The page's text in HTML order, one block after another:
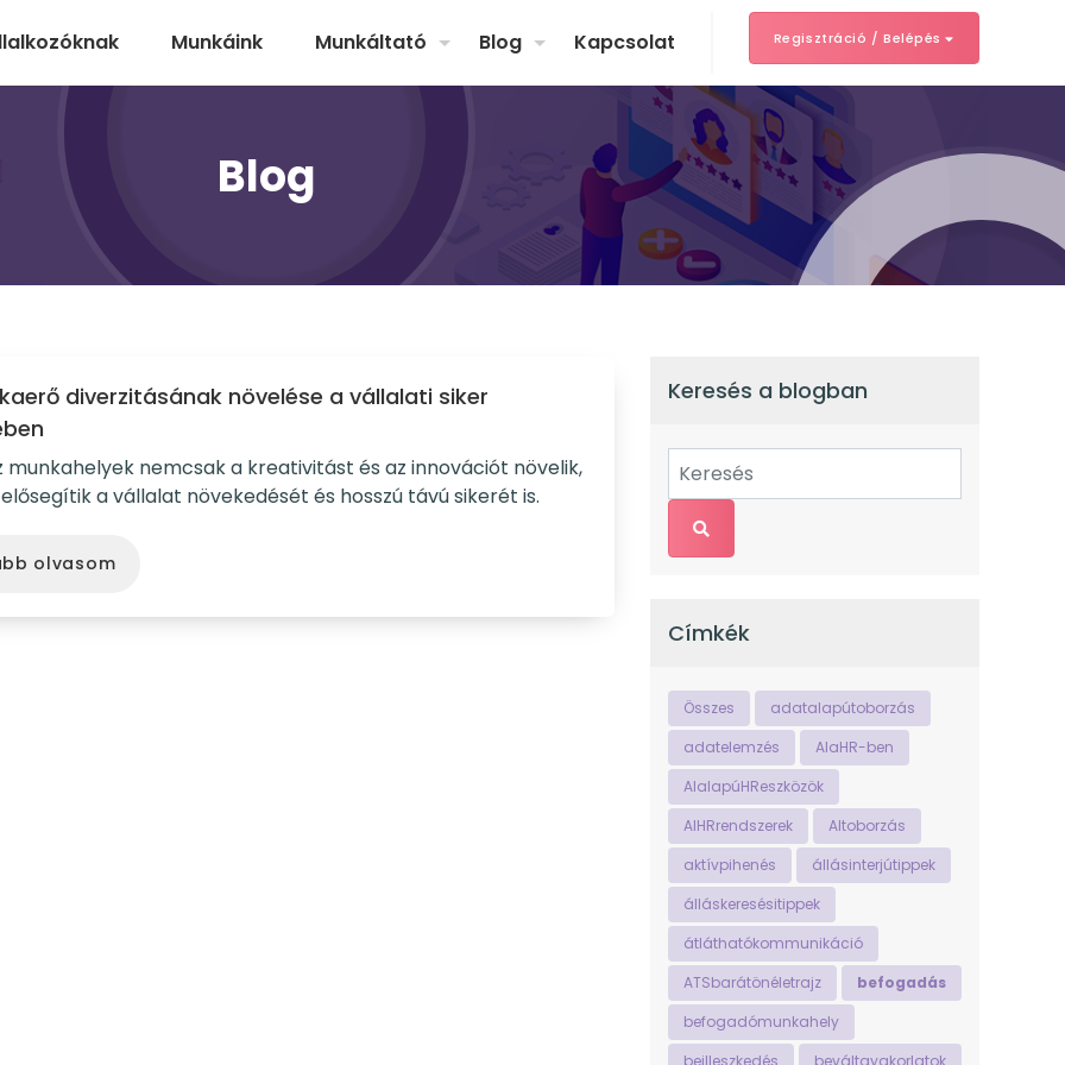
Munkáink Munkáltató Blog Kapcsolat Regisztráció / Belépés
Blog
diverzitásának növelése a vállalati siker
munkahelyek nemcsak a kreativitást és az innovációt növelik,
a vállalat növekedését és hosszú távú sikerét is.
olvasom
Keresés a blogban
Címkék
Összes
adatalapútoborzás
adatelemzés
AIaHR-ben
AIalapúHReszközök
AIHRrendszerek
AItoborzás
aktívpihenés
állásinterjútippek
álláskeresésitippek
átláthatókommunikáció
ATSbarátönéletrajz
befogadás
befogadómunkahely
beilleszkedés
beváltgyakorlatok